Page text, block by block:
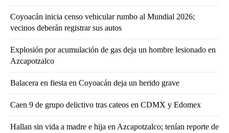
Coyoacán inicia censo vehicular rumbo al Mundial 2026;
vecinos deberán registrar sus autos
Explosión por acumulación de gas deja un hombre lesionado en
Azcapotzalco
Balacera en fiesta en Coyoacán deja un herido grave
Caen 9 de grupo delictivo tras cateos en CDMX y Edomex
Hallan sin vida a madre e hija en Azcapotzalco; tenían reporte de